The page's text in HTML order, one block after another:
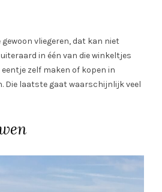
vliegeren, dat kan niet
in één van die winkeltjes
zelf maken of kopen in
Die laatste gaat waarschijnlijk veel